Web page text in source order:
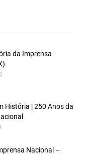
da Imprensa
História | 250 Anos da
Nacional –